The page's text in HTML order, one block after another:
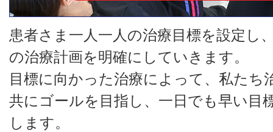
患者さま一人一人の治療目標を設定し
の治療計画を明確にしていきます。
目標に向かった治療によって、私たち
共にゴールを目指し、一日でも早い目
します。